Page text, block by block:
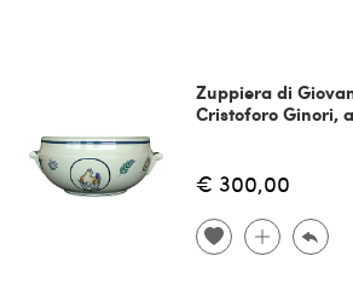
Zuppiera di
Cristoforo Ginori,
€ 300,00